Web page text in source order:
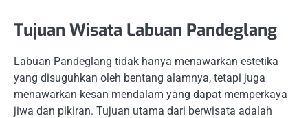
Tujuan Wisata Labuan Pandeglang
Labuan Pandeglang tidak hanya menawarkan estetika
yang disuguhkan oleh bentang alamnya, tetapi juga
menawarkan kesan mendalam yang dapat memperkaya
jiwa dan pikiran. Tujuan utama dari berwisata adalah